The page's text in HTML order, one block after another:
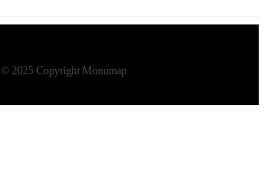
© 2025 Copyright Monumap